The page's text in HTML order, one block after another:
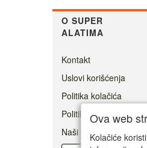
O SUPER
ALATIMA
Kontakt
Uslovi korišćenja
Politika kolačića
Politika privatnosti
Naši prijatelji
Ova web
Kolačiće